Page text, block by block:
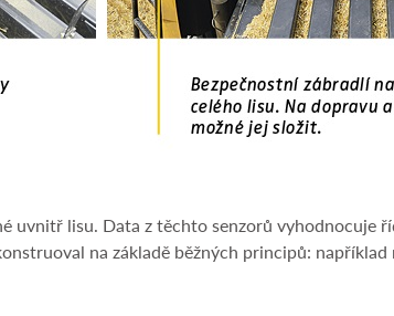
uvnitř lisu. Data z těchto senzorů
na základě běžných principů: